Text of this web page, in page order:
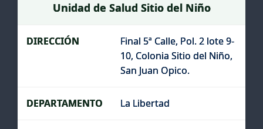
Unidad de Salud Sitio del Niño
Final 5ª Calle, Pol. 2 lote 9-
10, Colonia Sitio del Niño,
San Juan Opico.
La Libertad